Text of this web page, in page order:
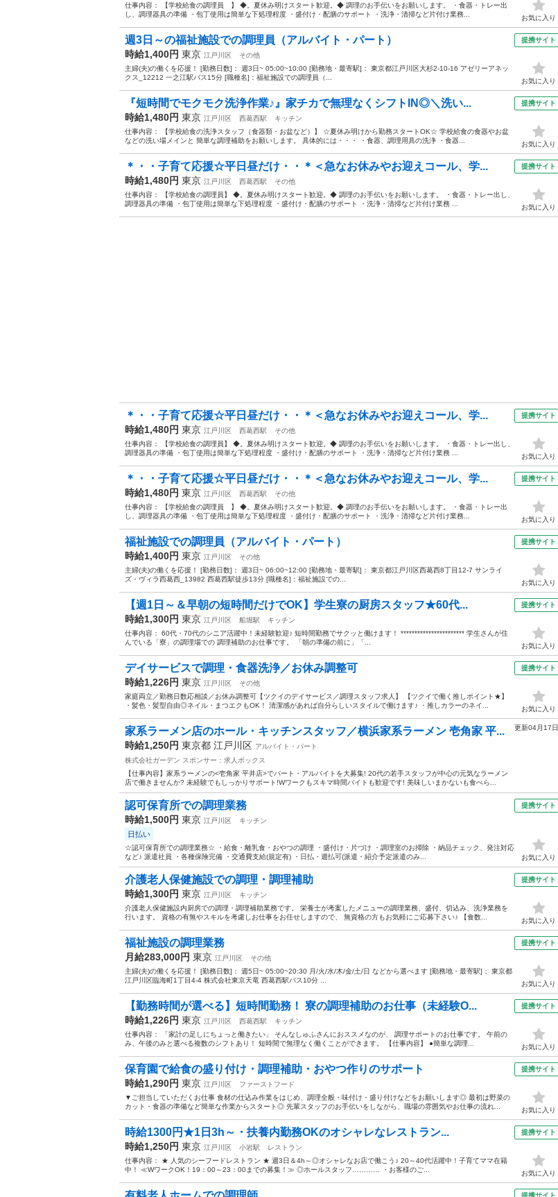
仕事内容： 【学校給食の調理員 】 ◆。夏休み明けスタート歓迎。◆ 調理のお手伝いをお願いします。 ・食器・トレー出
し、調理器具の準備 ・包丁使用は簡単な下処理程度 ・盛付け・配膳のサポート ・洗浄・清掃など片付け業務...
お気に入り
週3日～の福祉施設での調理員（アルバイト・パート）
時給1,400円 東京 江戸川区
その他
主婦(夫)の働くを応援！ [勤務日数]： 週3日~ 05:00~10:00 [勤務地・最寄駅]： 東京都江戸川区大杉2-10-16 アゼリーアネッ
クス_12212 一之江駅バス15分 [職種名]：福祉施設での調理員（...
提携サイト
お気に入り
『短時間でモクモク洗浄作業♪』家チカで無理なくシフトIN◎＼洗い...
時給1,480円 東京 江戸川区 西葛西駅
キッチン
仕事内容： 【学校給食の洗浄スタッフ（食器類・お盆など）】 ☆夏休み明けから勤務スタートOK☆ 学校給食の食器やお盆
などの洗い場メインと 簡単な調理補助をお願いします。 具体的には・・・ ・食器、調理用具の洗浄 ・食器...
提携サイト
お気に入り
＊・・子育て応援☆平日昼だけ・・＊＜急なお休みやお迎えコール、学...
時給1,480円 東京 江戸川区 西葛西駅
その他
仕事内容： 【学校給食の調理員】 ◆。夏休み明けスタート歓迎。◆ 調理のお手伝いをお願いします。 ・食器・トレー出し、
調理器具の準備 ・包丁使用は簡単な下処理程度 ・盛付け・配膳のサポート ・洗浄・清掃など片付け業務 ...
提携サイト
お気に入り
＊・・子育て応援☆平日昼だけ・・＊＜急なお休みやお迎えコール、学...
時給1,480円 東京 江戸川区 西葛西駅
その他
仕事内容： 【学校給食の調理員】 ◆。夏休み明けスタート歓迎。◆ 調理のお手伝いをお願いします。 ・食器・トレー出し、
調理器具の準備 ・包丁使用は簡単な下処理程度 ・盛付け・配膳のサポート ・洗浄・清掃など片付け業務 ...
提携サイト
お気に入り
＊・・子育て応援☆平日昼だけ・・＊＜急なお休みやお迎えコール、学...
時給1,480円 東京 江戸川区 西葛西駅
その他
仕事内容： 【学校給食の調理員 】 ◆。夏休み明けスタート歓迎。◆ 調理のお手伝いをお願いします。 ・食器・トレー出
し、調理器具の準備 ・包丁使用は簡単な下処理程度 ・盛付け・配膳のサポート ・洗浄・清掃など片付け業務...
提携サイト
お気に入り
福祉施設での調理員（アルバイト・パート）
時給1,400円 東京 江戸川区
その他
主婦(夫)の働くを応援！ [勤務日数]： 週3日~ 06:00~12:00 [勤務地・最寄駅]： 東京都江戸川区西葛西8丁目12-7 サンライ
ズ・ヴィラ西葛西_13982 西葛西駅徒歩13分 [職種名]：福祉施設での...
提携サイト
お気に入り
【週1日～＆早朝の短時間だけでOK】学生寮の厨房スタッフ★60代...
時給1,300円 東京 江戸川区 船堀駅
キッチン
仕事内容： 60代・70代のシニア活躍中！未経験歓迎♪ 短時間勤務でサクッと働けます！ *********************** 学生さんが住
んでいる「寮」の調理場での 調理補助のお仕事です。 「朝の準備の前に」「...
提携サイト
お気に入り
デイサービスで調理・食器洗浄／お休み調整可
時給1,226円 東京 江戸川区
その他
家庭両立／勤務日数応相談／お休み調整可【ツクイのデイサービス／調理スタッフ求人】 【ツクイで働く推しポイント★】
・髪色・髪型自由◎ネイル・まつエクもOK！ 清潔感があれば自分らしいスタイルで働けます♪ ・推しカラーのネイ...
提携サイト
お気に入り
家系ラーメン店のホール・キッチンスタッフ／横浜家系ラーメン 壱角家 平...
時給1,250円 東京都 江戸川区 アルバイト・パート
株式会社ガーデン スポンサー：求人ボックス
【仕事内容】家系ラーメンの<壱角家 平井店>でパート・アルバイトを大募集! 20代の若手スタッフが中心の元気なラーメン
店で働きませんか? 未経験でもしっかりサポート!Wワークもスキマ時間バイトも歓迎です! 美味しいまかないも食べら...
更新04月17日
認可保育所での調理業務
時給1,500円 東京 江戸川区 キッチン
日払い
☆認可保育所での調理業務☆ ・給食・離乳食・おやつの調理 ・盛付け・片づけ ・調理室のお掃除 ・納品チェック、発注対応
など♪ 派遣社員 ・各種保険完備 ・交通費支給(規定有) ・日払・週払可(派遣・紹介予定派遣のみ...
提携サイト
お気に入り
介護老人保健施設での調理・調理補助
時給1,300円 東京 江戸川区
キッチン
介護老人保健施設内厨房での調理・調理補助業務です。 栄養士が考案したメニューの調理業務、盛付、切込み、洗浄業務を
行います。 資格の有無やスキルを考慮しお仕事をお任せしますので、 無資格の方もお気軽にご応募下さい♪ 【食数...
提携サイト
お気に入り
福祉施設の調理業務
月給283,000円 東京 江戸川区
その他
主婦(夫)の働くを応援！ [勤務日数]： 週5日~ 05:00~20:30 月/火/水/木/金/土/日 などから選べます [勤務地・最寄駅]： 東京都
江戸川区臨海町1丁目4-4 株式会社東京天竜 西葛西駅バス10分 ...
提携サイト
お気に入り
【勤務時間が選べる】短時間勤務！ 寮の調理補助のお仕事（未経験O...
時給1,226円 東京 江戸川区 西葛西駅
キッチン
仕事内容： 「家計の足しにちょっと働きたい」 そんなしゅふさんにおススメなのが、 調理サポートのお仕事です。 午前の
み、午後のみと選べる複数のシフトあり！ 短時間で無理なく働くことができます。 【仕事内容】 ●簡単な調理...
提携サイト
お気に入り
保育園で給食の盛り付け・調理補助・おやつ作りのサポート
時給1,290円 東京 江戸川区
ファーストフード
▼ご担当していただくお仕事 食材の仕込み作業をはじめ、調理全般・味付け・盛り付けなどをお願いします◎ 最初は野菜の
カット・食器の準備など簡単な作業からスタート◎ 先輩スタッフのお手伝いをしながら、職場の雰囲気やお仕事の流れ...
提携サイト
お気に入り
時給1300円★1日3h～・扶養内勤務OKのオシャレなレストラン...
時給1,250円 東京 江戸川区 小岩駅
レストラン
仕事内容： ★ 人気のシーフードレストラン ★ 週3日＆4h～◎オシャレなお店で働こう♪ 20～40代活躍中！子育てママ在籍
中！ ≪WワークOK！19：00～23：00までの募集！≫ ◎ホールスタッフ………… ・お客様のご...
提携サイト
お気に入り
提携サイト